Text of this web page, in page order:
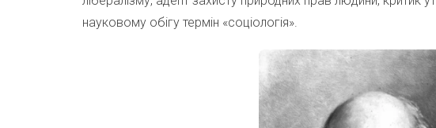
науковому обігу термін «соціологія».